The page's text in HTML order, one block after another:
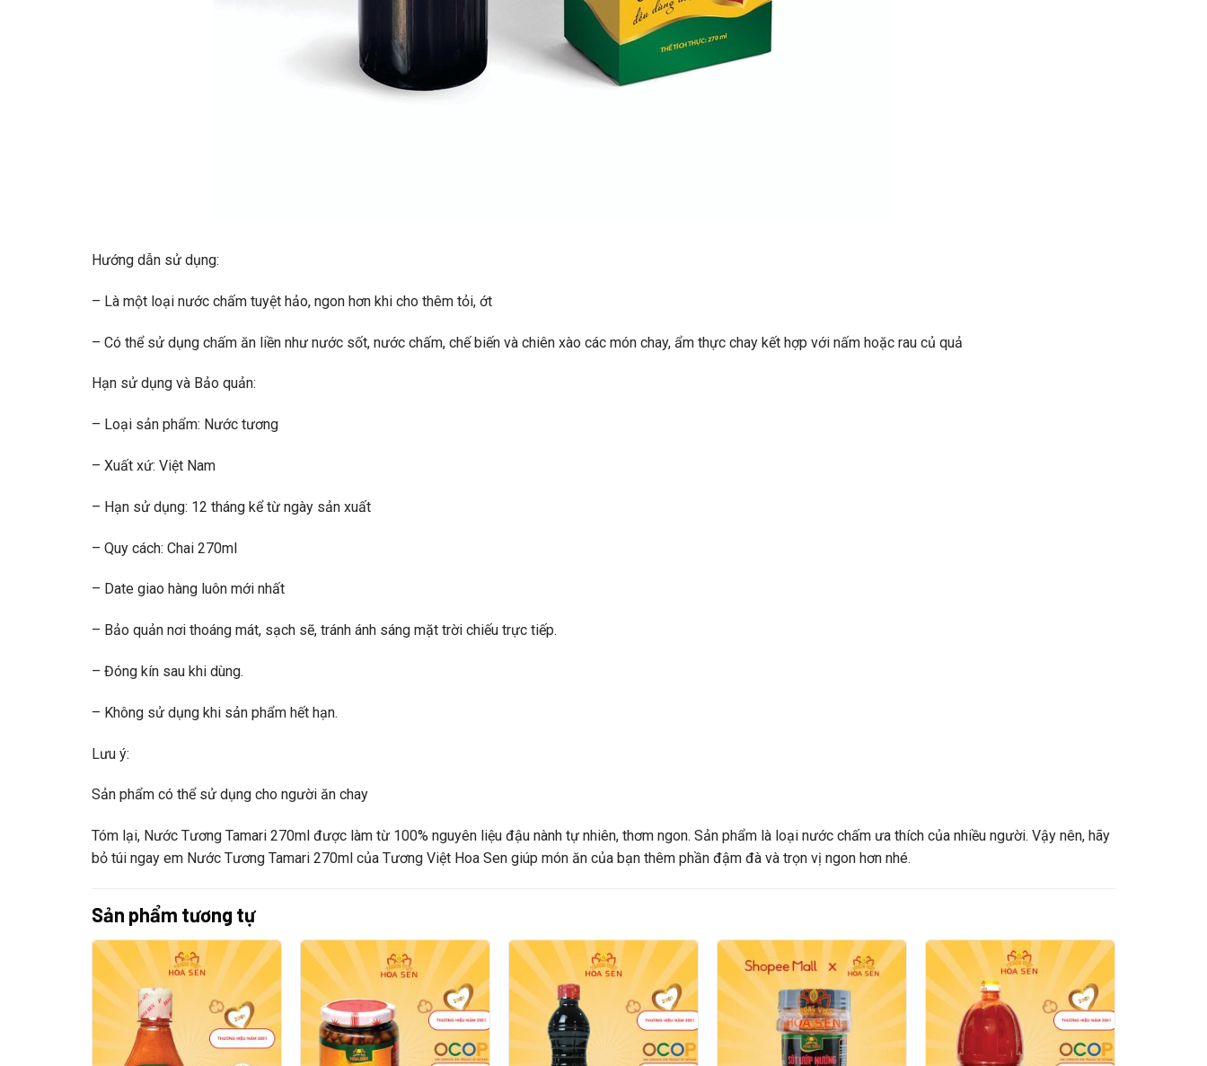
Hướng dẫn sử dụng:
– Là một loại nước chấm tuyệt hảo, ngon hơn khi cho thêm tỏi, ớt
– Có thể sử dụng chấm ăn liền như nước sốt, nước chấm, chế biến và chiên xào các món chay, ẩm thực chay kết hợp với nấm hoặc rau củ quả
Hạn sử dụng và Bảo quản:
– Loại sản phẩm: Nước tương
– Xuất xứ: Việt Nam
– Hạn sử dụng: 12 tháng kể từ ngày sản xuất
– Quy cách: Chai 270ml
– Date giao hàng luôn mới nhất
– Bảo quản nơi thoáng mát, sạch sẽ, tránh ánh sáng mặt trời chiếu trực tiếp.
– Đóng kín sau khi dùng.
– Không sử dụng khi sản phẩm hết hạn.
Lưu ý:
Sản phẩm có thể sử dụng cho người ăn chay
Tóm lại, Nước Tương Tamari 270ml được làm từ 100% nguyên liệu đậu nành tự nhiên, thơm ngon. Sản phẩm là loại nước chấm ưa thích của nhiều người. Vậy nên, hãy
bỏ túi ngay em Nước Tương Tamari 270ml của Tương Việt Hoa Sen giúp món ăn của bạn thêm phần đậm đà và trọn vị ngon hơn nhé.
Sản phẩm tương tự